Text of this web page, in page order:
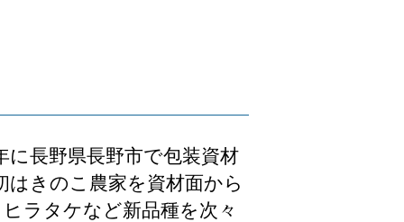
長野県長野市で包装資材
きのこ農家を資材面から
ラタケなど新品種を次々